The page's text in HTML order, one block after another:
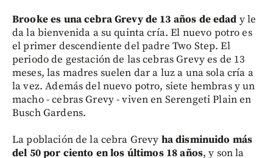
Brooke es una cebra Grevy de 13 años de edad y le
da la bienvenida a su quinta cría. El nuevo potro es
el primer descendiente del padre Two Step. El
periodo de gestación de las cebras Grevy es de 13
meses, las madres suelen dar a luz a una sola cría a
la vez. Además del nuevo potro, siete hembras y un
macho - cebras Grevy - viven en Serengeti Plain en
Busch Gardens.
La población de la cebra Grevy ha disminuido más
del 50 por ciento en los últimos 18 años, y son la